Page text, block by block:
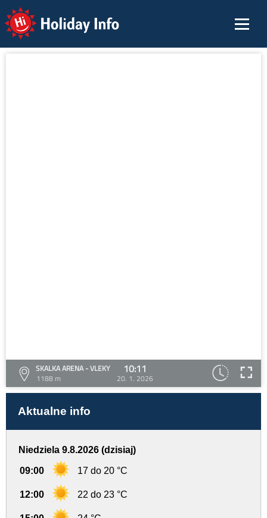
Holiday Info
SKALKA ARENA - VLEKY
1188 m
10:11
20. 1. 2026
Aktualne info
Niedziela 9.8.2026 (dzisiaj)
09:00 17 do 20 °C
12:00 22 do 23 °C